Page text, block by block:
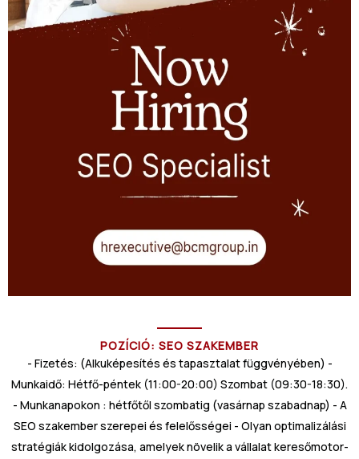
POZÍCIÓ: SEO SZAKEMBER
- Fizetés: (Alkuképesítés és tapasztalat függvényében) -
Munkaidő: Hétfő-péntek (11:00-20:00) Szombat (09:30-18:30).
- Munkanapokon : hétfőtől szombatig (vasárnap szabadnap) - A
SEO szakember szerepei és felelősségei - Olyan optimalizálási
stratégiák kidolgozása, amelyek növelik a vállalat keresőmotor-